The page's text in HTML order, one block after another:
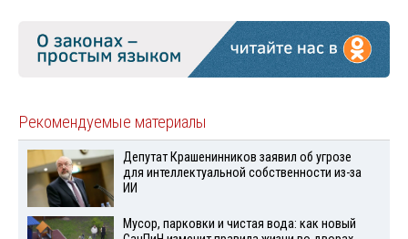
Рекомендуемые материалы
Депутат Крашенинников заявил об угрозе
для интеллектуальной собственности из-за
ИИ
Мусор, парковки и чистая вода: как новый